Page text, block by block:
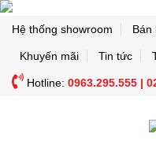
Hệ thống showroom Bán
Khuyến mãi Tin tức
Hotline: 0963.295.555 |